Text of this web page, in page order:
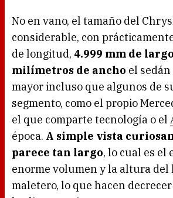
No en vano, el tamaño del
considerable, con
de longitud, 4.999 mm de
milímetros de ancho el
mayor incluso que algunos de
segmento, como el propio
el que comparte tecnología o el
época. A simple vista
parece tan largo, lo cual es el
enorme volumen y la altura del
maletero, lo que hacen